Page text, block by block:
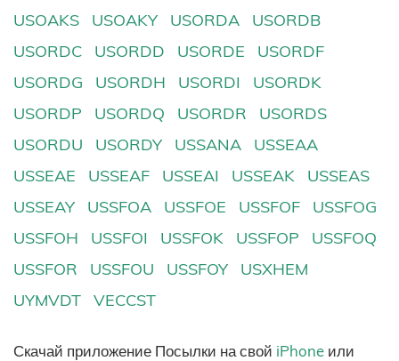
USOAKS
USOAKY USORDA
USORDB
USORDC
USORDD USORDE
USORDF
USORDG
USORDH USORDI
USORDK
USORDP
USORDQ USORDR
USORDS
USORDU
USORDY USSANA
USSEAA
USSEAE
USSEAF USSEAI USSEAK
USSEAS
USSEAY
USSFOA USSFOE USSFOF
USSFOG
USSFOH
USSFOI USSFOK USSFOP
USSFOQ
USSFOR
USSFOU USSFOY
USXHEM
UYMVDT
VECCST
Скачай приложение Посылки на свой iPhone или